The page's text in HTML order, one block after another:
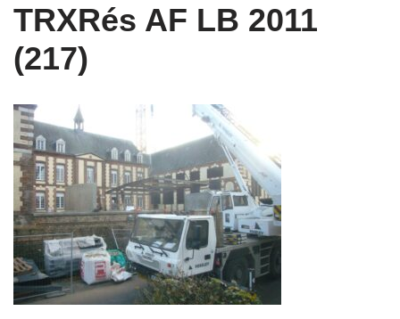
TRXRés AF LB 2011
(217)